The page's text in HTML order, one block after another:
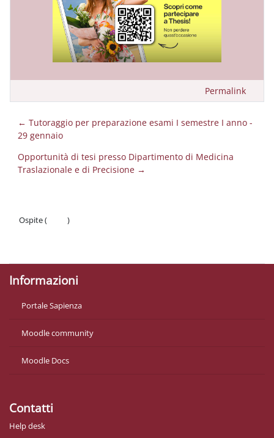
Permalink
← Tutoraggio per preparazione esami I semestre I anno -
29 gennaio
Opportunità di tesi presso Dipartimento di Medicina
Traslazionale e di Precisione →
Ospite (
)
Informazioni
Portale Sapienza
Moodle community
Moodle Docs
Contatti
Help desk